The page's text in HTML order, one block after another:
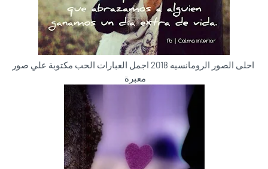
احلى الصور الرومانسيه 2018 اجمل العبارات الحب مكتوبة علي صور
معبرة